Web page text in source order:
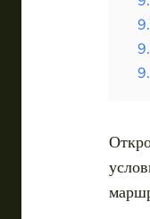
Шри-
Вид
Море